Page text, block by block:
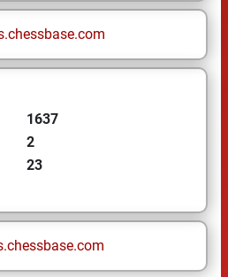
1637
2
23